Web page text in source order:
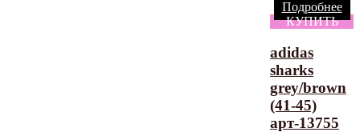
Подробнее
КУПИТЬ
adidas
sharks
grey/brown
(41-45)
арт-13755